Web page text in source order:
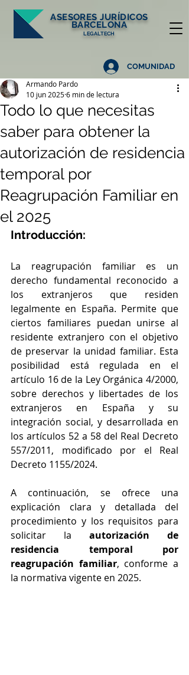
ASESORESJURÍDICOS
BARCELONA
LEGALTECH
COMUNIDAD
Todo lo que necesitas
saber para obtener la
autorización de residencia
temporal por
Reagrupación Familiar en
el 2025
Armando Pardo
10 jun 20256 min de lectura
Introducción:
La reagrupación familiar es un
derecho fundamental reconocido a
los extranjeros que residen
legalmente en España. Permite que
ciertos familiares puedan unirse al
residente extranjero con el objetivo
de preservar la unidad familiar. Esta
posibilidad está regulada en el
artículo 16 de la Ley Orgánica 4/2000,
sobre derechos y libertades de los
extranjeros en España y su
integración social, y desarrollada en
los artículos 52 a 58 del Real Decreto
557/2011, modificado por el Real
Decreto 1155/2024.
A continuación, se ofrece una
explicación clara y detallada del
procedimiento y los requisitos para
solicitar la autorización de
residencia temporal por
reagrupación familiar, conforme a
la normativa vigente en 2025.